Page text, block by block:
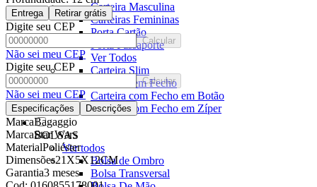
Carteira Masculina
Carteiras Femininas
Porta Cartão
Porta Passaporte
Ver Todos
Carteira Slim
Carteira sem Fecho
Carteira com Fecho em Botão
Carteira com Fecho em Zíper
BOLSAS
Ver todos
Bolsa de Ombro
Bolsa Transversal
Entrega Retirar grátis
Digite seu CEP
Calcular
Não sei meu CEP
Digite seu CEP
Calcular
Não sei meu CEP
Especificações Descrições
MarcaBagaggio
MarcaStar Wars
MaterialPoliéster
Dimensões21X5X12CM
Garantia3 meses